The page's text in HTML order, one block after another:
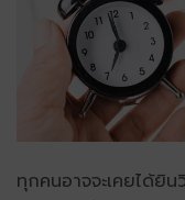
ทุกคนอาจจะเคยได้ยิ